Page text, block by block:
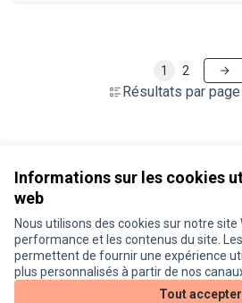
Informations sur les cookies
web
Nous utilisons des cookies sur notre
performance et les contenus du site.
permettent de fournir une expérience
plus personnalisés à partir de nos
Tout accepter
Résultats par page
1 2
Conditions d'utilisation
Paramètres des cookies
Je participe ! sur X
(Lien externe)
Je participe ! sur Facebook
Je participe ! sur Instagram